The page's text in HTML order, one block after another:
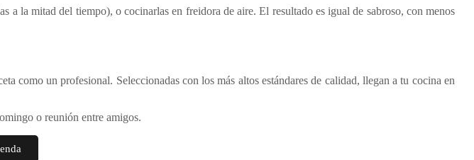
a la mitad del tiempo), o cocinarlas en freidora de aire. El resultado es igual de sabroso, con menos
como un profesional. Seleccionadas con los más altos estándares de calidad, llegan a tu cocina en
o reunión entre amigos.